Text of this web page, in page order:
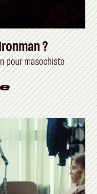
?
pour masochiste